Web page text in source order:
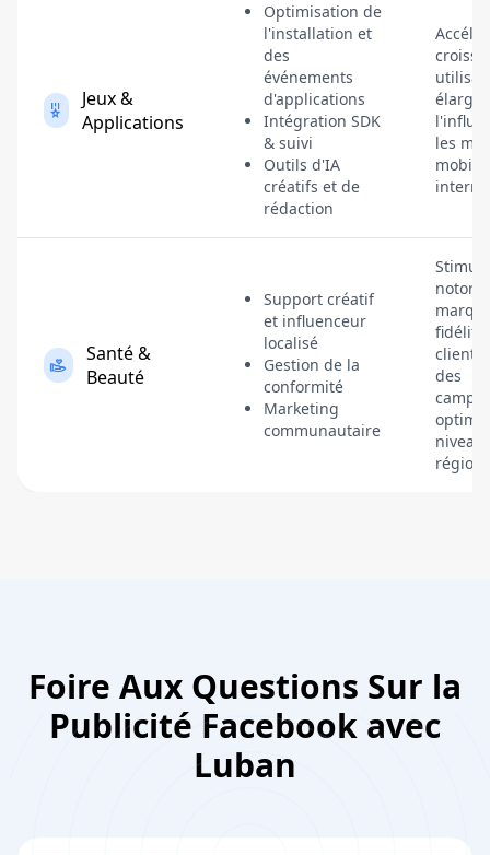
Jeux &
Applications
Optimisation de
l'installation et
des
événements
d'applications
Intégration SDK
& suivi
Outils d'IA
créatifs et de
rédaction
élargit
les
Santé &
Beauté
Support créatif
et influenceur
localisé
Gestion de la
conformité
Marketing
communautaire
fidélité
clients
des
niveau
Foire Aux Questions Sur la
Publicité Facebook avec
Luban